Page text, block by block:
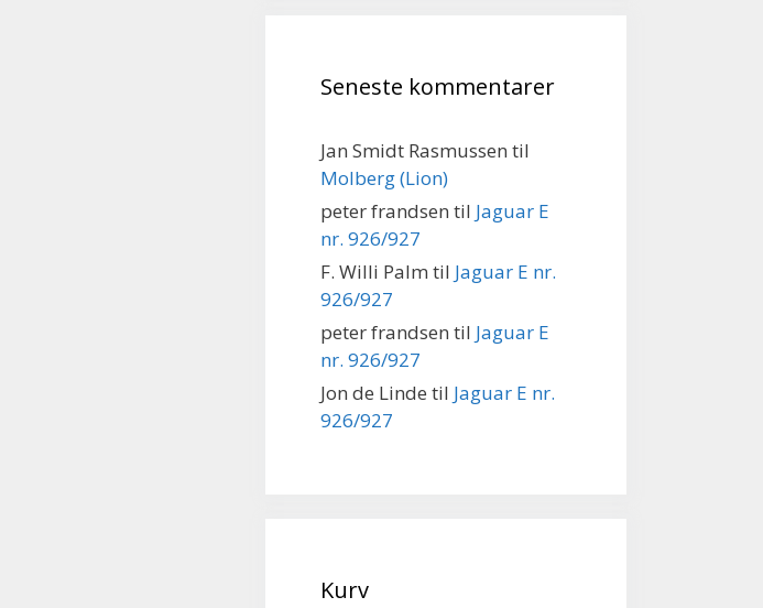
Seneste kommentarer
Jan Smidt Rasmussen til
Molberg (Lion)
peter frandsen til Jaguar E
nr. 926/927
F. Willi Palm til Jaguar E nr.
926/927
peter frandsen til Jaguar E
nr. 926/927
Jon de Linde til Jaguar E nr.
926/927
Kurv